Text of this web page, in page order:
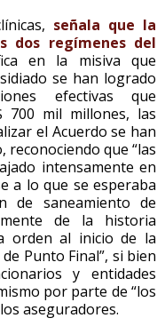
señala que la
dos regímenes del
en la misiva que
se han logrado
efectivas que
700 mil millones, las
el Acuerdo se han
reconociendo que “las
intensamente en
a lo que se esperaba
de saneamiento de
de la historia
orden al inicio de la
Punto Final”, si bien
y entidades
por parte de “los
aseguradores.